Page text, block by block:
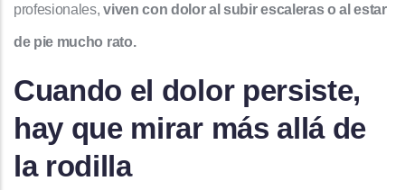
profesionales,viven con dolor al subir escaleras o al estar
de pie mucho rato.
Cuando el dolor persiste,
hay que mirar más allá de
la rodilla